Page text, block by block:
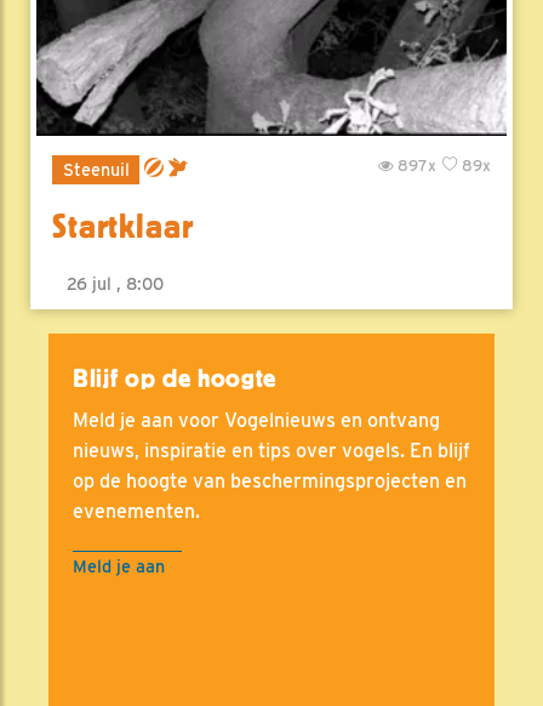
Steenuil 89x
897x
Startklaar
26 jul , 8:00
Blijf op de hoogte
Meld je aan voor Vogelnieuws en ontvang
nieuws, inspiratie en tips over vogels. En blijf
op de hoogte van beschermingsprojecten en
evenementen.
Meld je aan